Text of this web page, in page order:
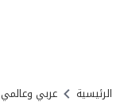
الرئيسية عربي وعالمي